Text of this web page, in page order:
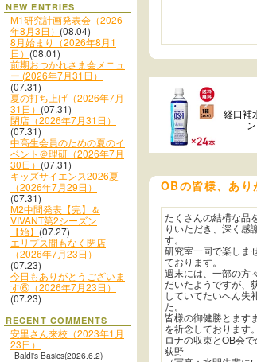
NEW ENTRIES
M1研究計画発表会（2026
年8月3日） (08.04)
8月始まり（2026年8月1
日） (08.01)
前期おつかれさま会メニュ
ー (2026年7月31日）
(07.31)
夏の打ち上げ（2026年7月
31日） (07.31)
閉店（2026年7月31日）
(07.31)
中高生会員のための夏のイ
ベント＠理研（2026年7月
30日） (07.31)
キッズサイエンス2026夏
（2026年7月29日）
(07.31)
M2中間発表【完】＆
VIVANT第2シーズン
【始】 (07.27)
エリプス間もなく閉店
（2026年7月23日）
(07.23)
今日もありがとうございま
す⑥（2026年7月23日）
(07.23)
RECENT COMMENTS
安里さん来校（2023年1月
23日）
Baldi's Basics(2026.6.2)
経口補
OBの皆様、あり
たくさんの結構な品
りいただき、深く感
す。
研究室一同で楽しま
ております。
週末には、一部の方
だいたようですが、
していてたいへん失
た。
皆様の御健勝とます
を祈念しております
ロナの収束とOB会で
荻野